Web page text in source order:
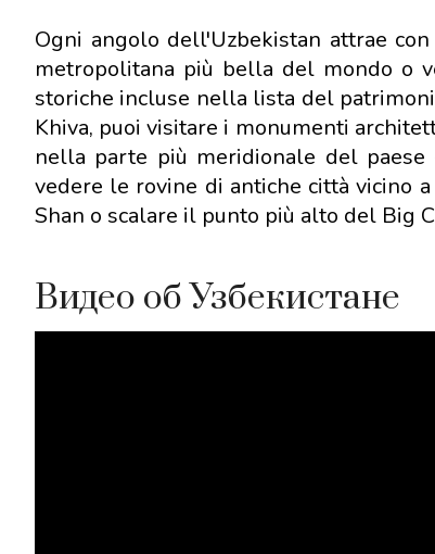
Ogni angolo dell'Uzbekistan attrae
metropolitana più bella del mondo o
storiche incluse nella lista del
Khiva, puoi visitare i monumenti
nella parte più meridionale del
vedere le rovine di antiche città vicino
Shan o scalare il punto più alto del Big
Видео об Узбекистане